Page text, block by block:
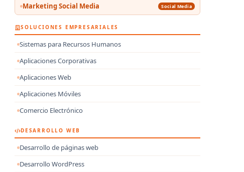
Marketing Social Media Social Media
SOLUCIONES EMPRESARIALES
Sistemas para Recursos Humanos
Aplicaciones Corporativas
Aplicaciones Web
Aplicaciones Móviles
Comercio Electrónico
DESARROLLO WEB
Desarrollo de páginas web
Desarrollo WordPress